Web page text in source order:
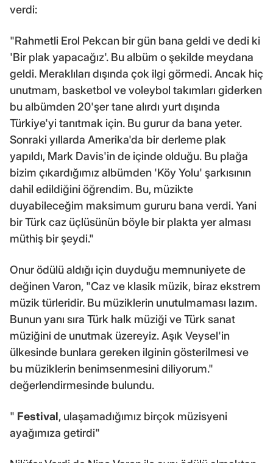
verdi:
"Rahmetli Erol Pekcan bir gün bana geldi ve dedi ki
'Bir plak yapacağız'. Bu albüm o şekilde meydana
geldi. Meraklıları dışında çok ilgi görmedi. Ancak hiç
unutmam, basketbol ve voleybol takımları giderken
bu albümden 20'şer tane alırdı yurt dışında
Türkiye'yi tanıtmak için. Bu gurur da bana yeter.
Sonraki yıllarda Amerika'da bir derleme plak
yapıldı, Mark Davis'in de içinde olduğu. Bu plağa
bizim çıkardığımız albümden 'Köy Yolu' şarkısının
dahil edildiğini öğrendim. Bu, müzikte
duyabileceğim maksimum gururu bana verdi. Yani
bir Türk caz üçlüsünün böyle bir plakta yer alması
müthiş bir şeydi."
Onur ödülü aldığı için duyduğu memnuniyete de
değinen Varon, "Caz ve klasik müzik, biraz ekstrem
müzik türleridir. Bu müziklerin unutulmaması lazım.
Bunun yanı sıra Türk halk müziği ve Türk sanat
müziğini de unutmak üzereyiz. Aşık Veysel'in
ülkesinde bunlara gereken ilginin gösterilmesi ve
bu müziklerin benimsenmesini diliyorum."
değerlendirmesinde bulundu.
" Festival, ulaşamadığımız birçok müzisyeni
ayağımıza getirdi"